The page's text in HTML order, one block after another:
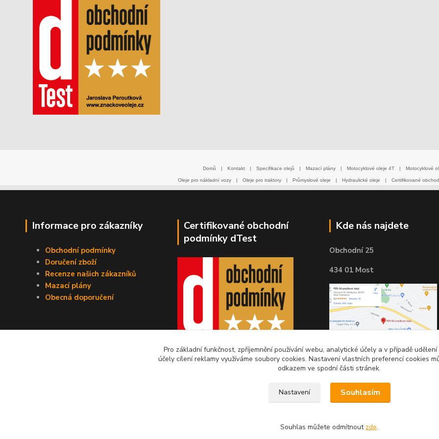
Domů | Kontakt | Specifikace olejů | Mazací plány | Motocyklové oleje 4T | Motocyklové
Oleje pro nákladní vozy | Oleje pro traktory | Průmyslové oleje | Hydraulické oleje | Certifikované
Informace pro zákazníky
Obchodní podmínky
Doručení zboží
Recenze našich zákazníků
Mazací plány
Obecná doporučení
Certifikované obchodní
podmínky dTest
Kde nás najdete
Obchodní 25
434 01 Most
Pro základní funkčnost, zpříjemnění používání webu, analytické účely a v případě
účely cílení reklamy využíváme soubory cookies. Nastavení vlastních preferencí cookies
odkazem ve spodní části stránek.
Nastavení Souhlasím
Souhlas můžete odmítnout zde.